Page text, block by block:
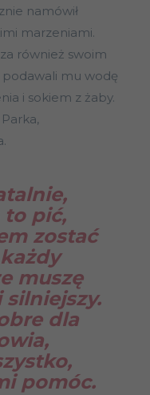
namówił
marzeniami.
również swoim
mu wodę
i sokiem z żaby.
to pić,
zostać
muszę
silniejszy.
dla
pomóc.